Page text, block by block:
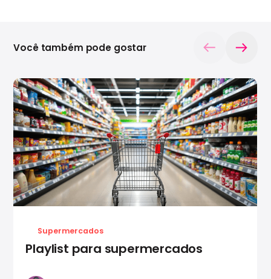
Supermercados
Playlist para supermercados
Você também pode gostar